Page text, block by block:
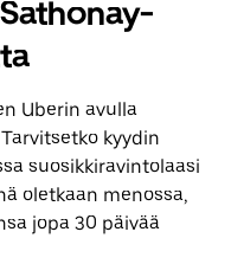
Uberin avulla
kyydin
suosikkiravintolaasi
oletkaan menossa,
jopa 30 päivää